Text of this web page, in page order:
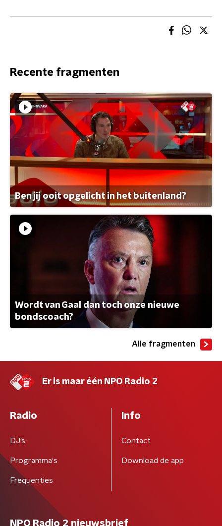
Recente fragmenten
Ben jij ooit opgelicht in het buitenland?
Wordt van Gaal dan toch onze nieuwe
bondscoach?
Alle fragmenten
Er is maar één NPO Radio 2
Radio
DJ’s
Programma's
Frequenties
Info
Contact
Download de app
NPO Radio 2 nieuwsbrief